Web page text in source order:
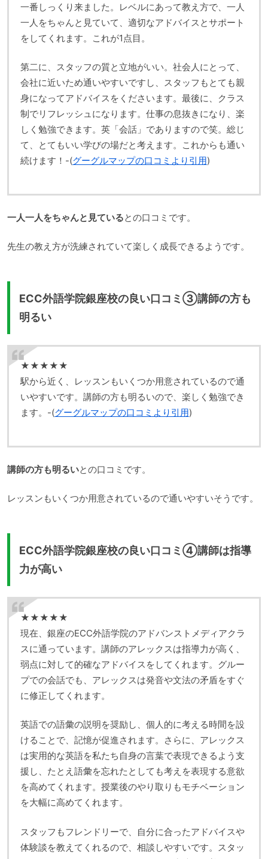
一番しっくり来ました。レベルにあって教え方で、一人
一人をちゃんと見ていて、適切なアドバイスとサポート
をしてくれます。これが1点目。
第二に、スタッフの質と立地がいい。社会人にとって、
会社に近いため通いやすいですし、スタッフもとても親
身になってアドバイスをくださいます。最後に、クラス
制でリフレッシュになります。仕事の息抜きになり、楽
しく勉強できます。英「会話」でありますので笑。総じ
て、とてもいい学びの場だと考えます。これからも通い
続けます！-(グーグルマップの口コミより引用)
一人一人をちゃんと見ているとの口コミです。
先生の教え方が洗練されていて楽しく成長できるようです。
ECC外語学院銀座校の良い口コミ③講師の方も
明るい
★★★★★
駅から近く、レッスンもいくつか用意されているので通
いやすいです。講師の方も明るいので、楽しく勉強でき
ます。-(グーグルマップの口コミより引用)
講師の方も明るいとの口コミです。
レッスンもいくつか用意されているので通いやすいそうです。
ECC外語学院銀座校の良い口コミ④講師は指導
力が高い
★★★★★
現在、銀座のECC外語学院のアドバンストメディアクラ
スに通っています。講師のアレックスは指導力が高く、
弱点に対して的確なアドバイスをしてくれます。グルー
プでの会話でも、アレックスは発音や文法の矛盾をすぐ
に修正してくれます。
英語での語彙の説明を奨励し、個人的に考える時間を設
けることで、記憶が促進されます。さらに、アレックス
は実用的な英語を私たち自身の言葉で表現できるよう支
援し、たとえ語彙を忘れたとしても考えを表現する意欲
を高めてくれます。授業後のやり取りもモチベーション
を大幅に高めてくれます。
スタッフもフレンドリーで、自分に合ったアドバイスや
体験談を教えてくれるので、相談しやすいです。スタッ